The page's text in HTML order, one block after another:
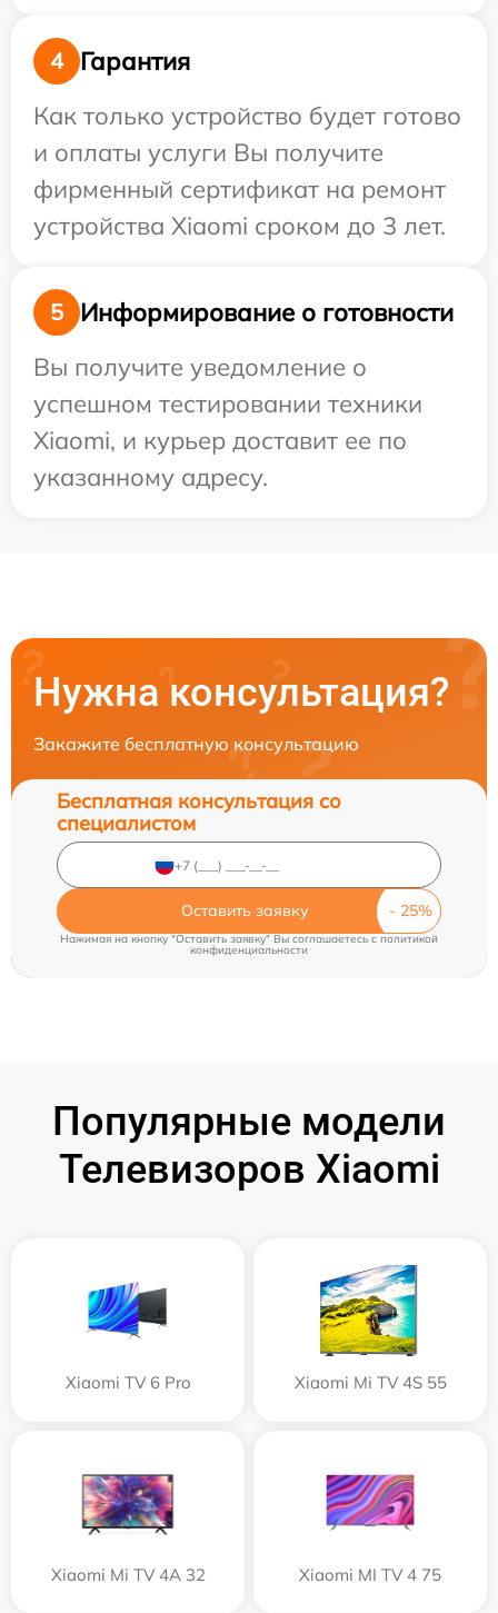
4
Гарантия
Как только устройство будет готово
и оплаты услуги Вы получите
фирменный сертификат на ремонт
устройства Xiaomi сроком до 3 лет.
5
Информирование о готовности
Вы получите уведомление о
успешном тестировании техники
Xiaomi, и курьер доставит ее по
указанному адресу.
Нужна консультация?
Закажите бесплатную консультацию
Бесплатная консультация со
специалистом
Оставить заявку
Нажимая на кнопку "Оставить заявку" Вы соглашаетесь cполитикой
конфиденциальности
Популярные модели
Телевизоров Xiaomi
Xiaomi TV 6 Pro Xiaomi Mi TV 4S 55
Xiaomi Mi TV 4A 32 Xiaomi MI TV 4 75